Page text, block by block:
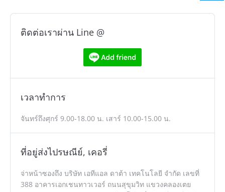
ติดต่อเราผ่าน Line @
เวลาทำการ
จันทร์ถึงศุกร์ 9.00-18.00 น. เสาร์ 10.00-15.00 น.
ที่อยู่ส่งไปรษณีย์, เคอรี่
จ่าหน้าซองถึง บริษัท เอทีแอล ดาต้า เทคโนโลยี จำกัด เลขที่
388 อาคารเอกเชนทาวเวอร์ ถนนสุขุมวิท แขวงคลองเตย